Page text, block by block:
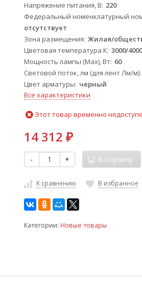
Напряжение питания, В 220
Федеральный номенклатурный
отсутствует
Зона размещения Жилая/
Цветовая температура К 3000/
Мощность лампы (Max), Вт 60
Световой поток, лм (для лент Лм/м)
Цвет арматуры черный
Все характеристики
Этот товар временно
14 312 ₽
- + В корзину
К сравнению В избранное
Категории: Новые товары